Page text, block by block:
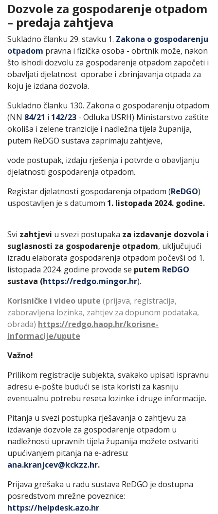
Dozvole za gospodarenje otpadom
– predaja zahtjeva
Sukladno članku 29. stavku 1. Zakona o gospodarenju
otpadom pravna i fizička osoba - obrtnik može, nakon
što ishodi dozvolu za gospodarenje otpadom započeti i
obavljati djelatnost oporabe i zbrinjavanja otpada za
koju je izdana dozvola.
Sukladno članku 130. Zakona o gospodarenju otpadom
(NN 84/21 i 142/23 - Odluka USRH) Ministarstvo zaštite
okoliša i zelene tranzicije i nadležna tijela županija,
putem ReDGO sustava zaprimaju zahtjeve,
vode postupak, izdaju rješenja i potvrde o obavljanju
djelatnosti gospodarenja otpadom.
Registar djelatnosti gospodarenja otpadom (ReDGO)
uspostavljen je s datumom 1. listopada 2024. godine.
Svi zahtjevi u svezi postupaka za izdavanje dozvola i
suglasnosti za gospodarenje otpadom, uključujući
izradu elaborata gospodarenja otpadom počevši od 1.
listopada 2024. godine provode se putem ReDGO
sustava (https://redgo.mingor.hr).
Korisničke i video upute (prijava, registracija,
zaboravljena lozinka, zahtjev za dopunom podataka,
obrada) https://redgo.haop.hr/korisne-
informacije/upute
Važno!
Prilikom registracije subjekta, svakako upisati ispravnu
adresu e-pošte budući se ista koristi za kasniju
eventualnu potrebu reseta lozinke i druge informacije.
Pitanja u svezi postupka rješavanja o zahtjevu za
izdavanje dozvole za gospodarenje otpadom u
nadležnosti upravnih tijela županija možete ostvariti
upućivanjem pitanja na e-adresu:
ana.kranjcev@kckzz.hr.
Prijava grešaka u radu sustava ReDGO je dostupna
posredstvom mrežne poveznice:
https://helpdesk.azo.hr